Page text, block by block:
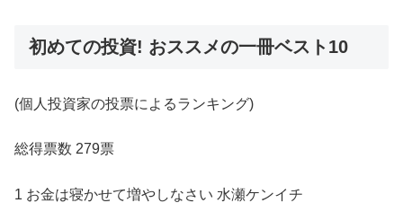
初めての投資! おススメの一冊ベスト10
(個人投資家の投票によるランキング)
総得票数 279票
1 お金は寝かせて増やしなさい 水瀬ケンイチ